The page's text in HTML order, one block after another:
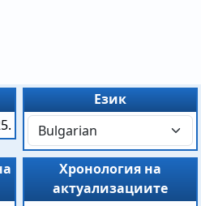
Език
Хронология на
актуализациите